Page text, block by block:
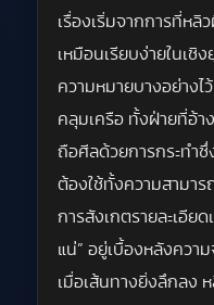
เรื่องเริ่มจากการที่ห
เหมือนเรียบง่ายในเชิ
ความหมายบางอย่าง
คลุมเครือ ทั้งฝ่ายที่อ้า
ถือศีลด้วยการกระทำ
ต้องใช้ทั้งความสามาร
การสังเกตรายละเอีย
แน่” อยู่เบื้องหลังความ
เมื่อเส้นทางยิ่งลึกลง